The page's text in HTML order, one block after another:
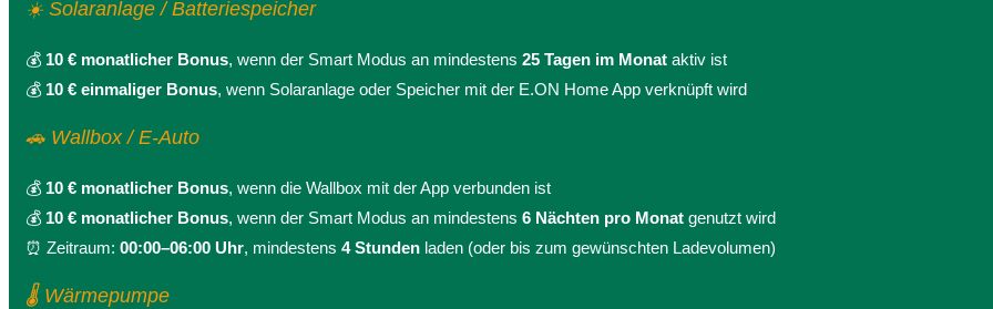
☀️ Solaranlage / Batteriespeicher
💰 10 € monatlicher Bonus, wenn der Smart Modus an mindestens 25 Tagen im Monat aktiv ist
💰 10 € einmaliger Bonus, wenn Solaranlage oder Speicher mit der E.ON Home App verknüpft wird
🚗 Wallbox / E-Auto
💰 10 € monatlicher Bonus, wenn die Wallbox mit der App verbunden ist
💰 10 € monatlicher Bonus, wenn der Smart Modus an mindestens 6 Nächten pro Monat genutzt wird
⏰ Zeitraum: 00:00–06:00 Uhr, mindestens 4 Stunden laden (oder bis zum gewünschten Ladevolumen)
🌡️ Wärmepumpe